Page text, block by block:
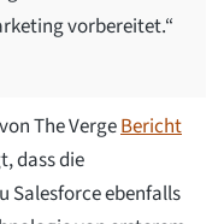
vorbereitet.“
The VergeBericht
dass die
Salesforce ebenfalls